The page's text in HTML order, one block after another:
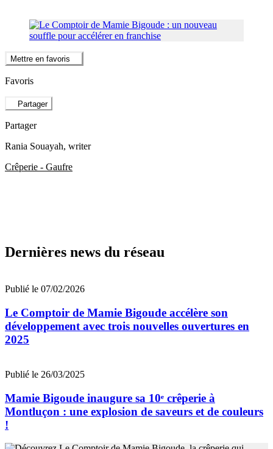
Mettre en favoris
Favoris
Partager
Partager
Rania Souayah, writer
Crêperie - Gaufre
Dernières news du réseau
Publié le 07/02/2026
Le Comptoir de Mamie Bigoude accélère son
développement avec trois nouvelles ouvertures en
2025
Publié le 26/03/2025
Mamie Bigoude inaugure sa 10ᵉ crêperie à
Montluçon : une explosion de saveurs et de couleurs
!